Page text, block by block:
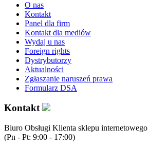
O nas
Kontakt
Panel dla firm
Kontakt dla mediów
Wydaj u nas
Foreign rights
Dystrybutorzy
Aktualności
Zgłaszanie naruszeń prawa
Formularz DSA
Kontakt
Biuro Obsługi Klienta sklepu internetowego
(Pn - Pt: 9:00 - 17:00)